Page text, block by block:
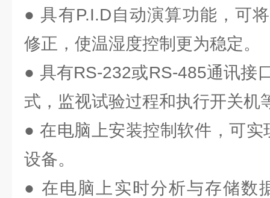
● 具有P.I.D自动演算功能，可
修正，使温湿度控制更为稳定。
● 具有RS-232或RS-485通讯接
式，监视试验过程和执行开关机
● 在电脑上安装控制软件，可
设备。
● 在电脑上实时分析与存储数